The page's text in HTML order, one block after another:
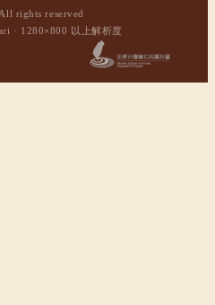
rights reserved
· 1280×800 以上解析度